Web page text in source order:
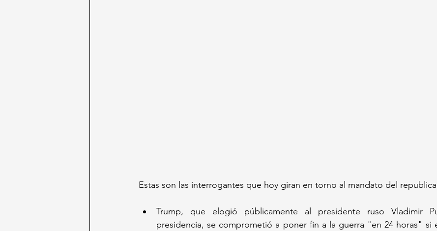
Estas son las interrogantes que hoy giran en torno al mandato del
Trump, que elogió públicamente al presidente ruso Vladimir
presidencia, se comprometió a poner fin a la guerra "en 24 horas" si